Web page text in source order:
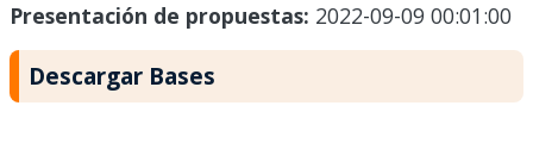
Presentación de propuestas: 2022-09-09 00:01:00
Descargar Bases